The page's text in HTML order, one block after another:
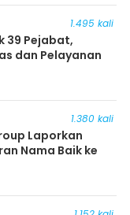
1.495 kali
39 Pejabat,
dan Pelayanan
1.380 kali
Laporkan
Nama Baik ke